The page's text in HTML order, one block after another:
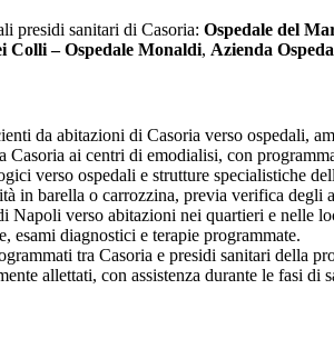
presidi sanitari di Casoria: Ospedale del
Colli – Ospedale Monaldi, Azienda
da abitazioni di Casoria verso ospedali,
Casoria ai centri di emodialisi, con
verso ospedali e strutture specialistiche
in barella o carrozzina, previa verifica degli
Napoli verso abitazioni nei quartieri e nelle
esami diagnostici e terapie programmate.
tra Casoria e presidi sanitari della
allettati, con assistenza durante le fasi di